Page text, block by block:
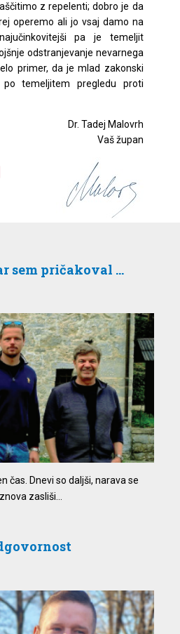
z repelenti; dobro je da
operemo ali jo vsaj damo na
pa je temeljit
odstranjevanje nevarnega
primer, da je mlad zakonski
temeljitem pregledu proti
Dr. Tadej Malovrh
Vaš župan
sem pričakoval …
čas. Dnevi so daljši, narava se
zasliši...